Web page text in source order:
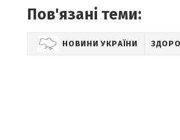
Пов'язані теми:
НОВИНИ УКРАЇНИ